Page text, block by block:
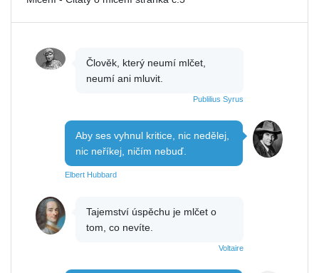
Člověk, který neumí mlčet,
neumí ani mluvit.
Publilius Syrus
Aby ses vyhnul kritice, nic nedělej,
nic neříkej, ničím nebuď.
Elbert Hubbard
Tajemství úspěchu je mlčet o
tom, co nevíte.
Voltaire